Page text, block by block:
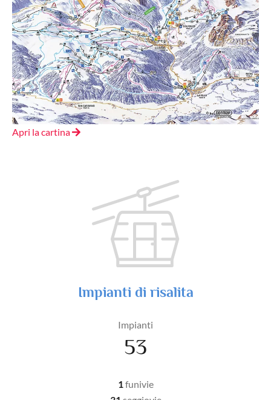
Apri la cartina
Impianti di risalita
Impianti
53
1funivie